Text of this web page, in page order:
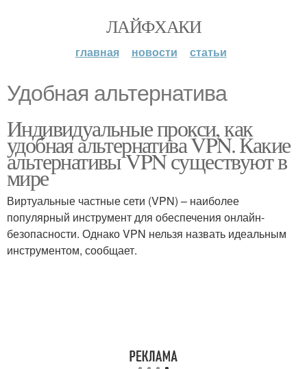
ЛАЙФХАКИ
главная новости статьи
Удобная альтернатива
Индивидуальные прокси, как
удобная альтернатива VPN. Какие
альтернативы VPN существуют в
мире
Виртуальные частные сети (VPN) – наиболее
популярный инструмент для обеспечения онлайн-
безопасности. Однако VPN нельзя назвать идеальным
инструментом, сообщает.